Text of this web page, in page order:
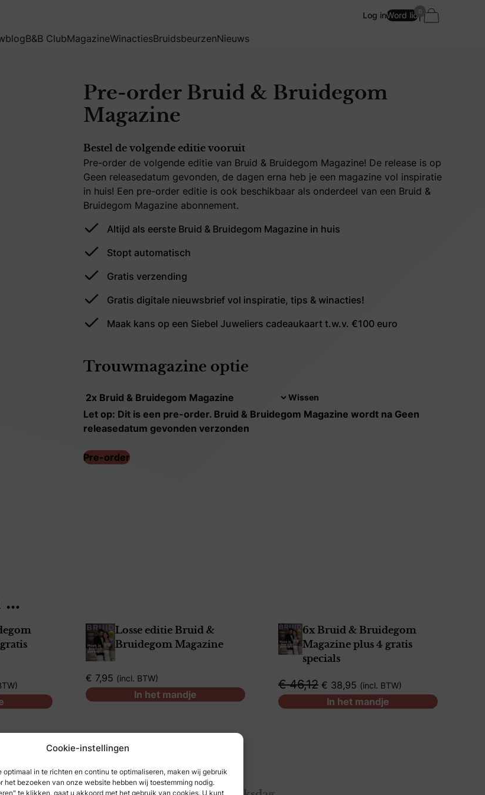
Cookie-instellingen
optimaal in te richten en continu te optimaliseren, maken wij gebruik
het bezoeken van onze website hebben wij toestemming nodig.
te klikken, gaat u akkoord met het gebruik van cookies. U kunt
Log inWord lid|0
B&B ClubMagazineWinactiesBruidsbeurzenNieuws
Pre-order Bruid & Bruidegom
Magazine
Bestel de volgende editie vooruit
Pre-order de volgende editie van Bruid & Bruidegom Magazine! De release is op
Geen releasedatum gevonden, de dagen erna heb je een magazine vol inspiratie
in huis! Een pre-order editie is ook beschikbaar als onderdeel van een Bruid &
Bruidegom Magazine abonnement.
Altijd als eerste Bruid & Bruidegom Magazine in huis
Stopt automatisch
Gratis verzending
Gratis digitale nieuwsbrief vol inspiratie, tips & winacties!
Maak kans op een Siebel Juweliers cadeaukaart t.w.v. €100 euro
Trouwmagazine optie
Wissen
Let op: Dit is een pre-order. Bruid & Bruidegom Magazine wordt na Geen
releasedatum gevonden verzonden
Pre-order
…
Losse editie Bruid &
Bruidegom Magazine
€ 7,95 incl. BTW
In het mandje
6x Bruid & Bruidegom
Magazine plus 4 gratis
specials
€46,12 € 38,95 incl. BTW
In het mandje